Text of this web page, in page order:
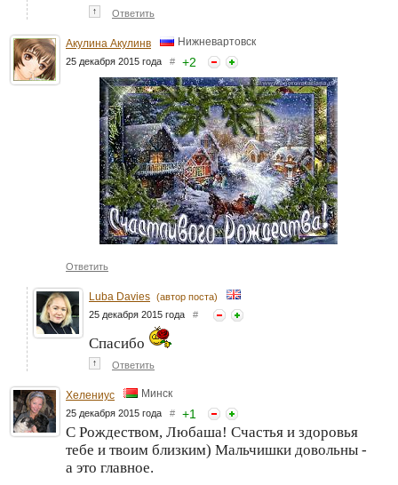
↑ Ответить
Акулина Акулинв Нижневартовск
25 декабря 2015 года # +2
Ответить
Luba Davies (автор поста)
25 декабря 2015 года #
Спасибо
↑ Ответить
Хелениус Минск
25 декабря 2015 года # +1
С Рождеством, Любаша! Счастья и здоровья
тебе и твоим близким) Мальчишки довольны -
а это главное.